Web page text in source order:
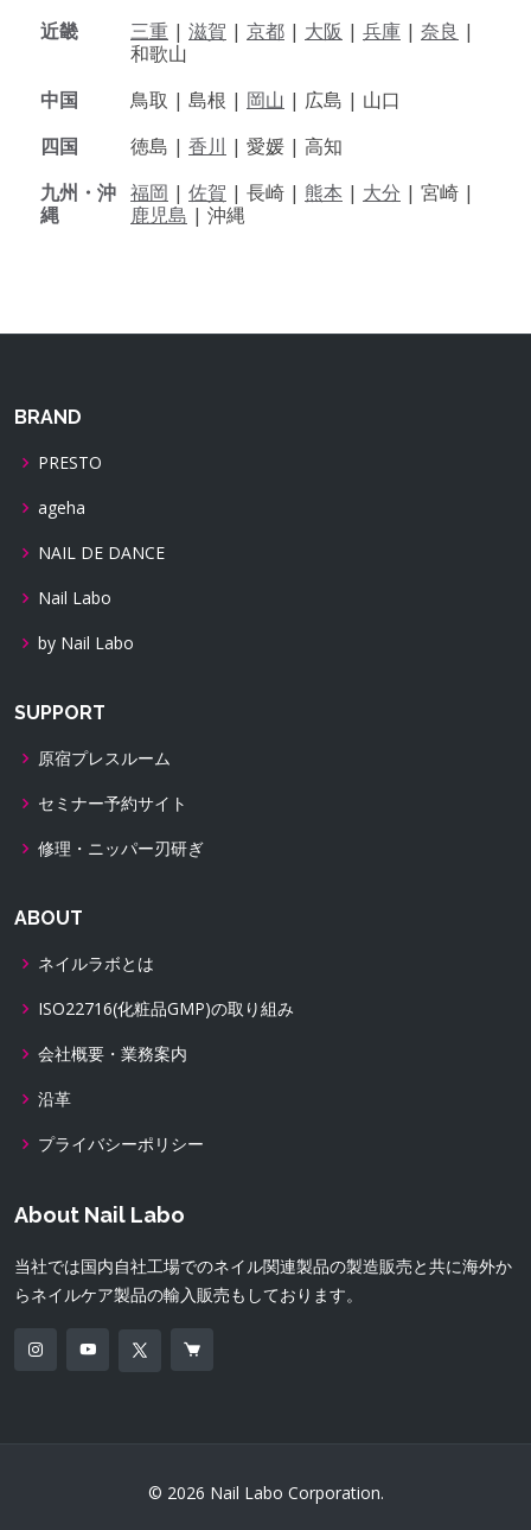
近畿
三重 | 滋賀 | 京都 | 大阪 | 兵庫 | 奈良 |
和歌山
中国
鳥取 | 島根 | 岡山 | 広島 | 山口
四国
徳島 | 香川 | 愛媛 | 高知
九州・沖
縄
福岡 | 佐賀 | 長崎 | 熊本 | 大分 | 宮崎 |
鹿児島 | 沖縄
BRAND
PRESTO
ageha
NAIL DE DANCE
Nail Labo
by Nail Labo
SUPPORT
原宿プレスルーム
セミナー予約サイト
修理・ニッパー刃研ぎ
ABOUT
ネイルラボとは
ISO22716(化粧品GMP)の取り組み
会社概要・業務案内
沿革
プライバシーポリシー
About Nail Labo
当社では国内自社工場でのネイル関連製品の製造販売と共に海外か
らネイルケア製品の輸入販売もしております。
© 2026 Nail Labo Corporation.